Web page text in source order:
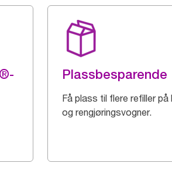
Plassbesparende
Få plass til flere refiller på
og rengjøringsvogner.